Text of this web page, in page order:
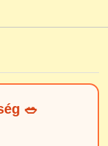
🥗